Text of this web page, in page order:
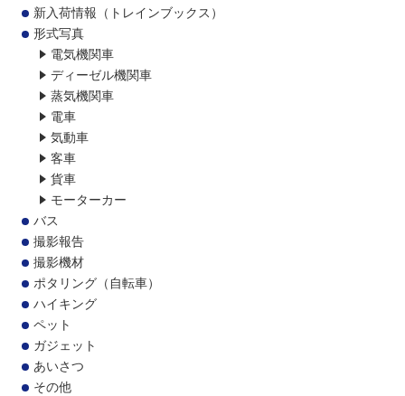
新入荷情報（トレインブックス）
形式写真
電気機関車
ディーゼル機関車
蒸気機関車
電車
気動車
客車
貨車
モーターカー
バス
撮影報告
撮影機材
ポタリング（自転車）
ハイキング
ペット
ガジェット
あいさつ
その他